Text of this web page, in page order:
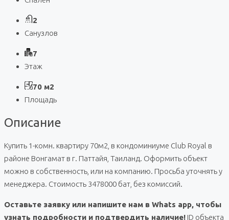
2
Санузлов
7
Этаж
70 м2
Площадь
Описание
Купить 1-комн. квартиру 70м2, в кондоминиуме Club Royal в
районе Вонгамат в г. Паттайя, Таиланд. Оформить объект
можно в собственность, или на компанию. Просьба уточнять у
менеджера. Стоимость 3478000 бат, без комиссий.
Оставьте заявку или напишите нам в Whats app, чтобы
узнать подробности и подтвердить наличие! ID объекта